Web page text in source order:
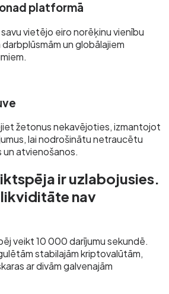
platformā
vietējo eiro norēķinu vienību
un globālajiem
žetonus nekavējoties, izmantojot
lai nodrošinātu netraucētu
un atvienošanos.
ir uzlabojusies.
nav
veikt 10 000 darījumu sekundē.
stabilajām kriptovalūtām,
ar divām galvenajām